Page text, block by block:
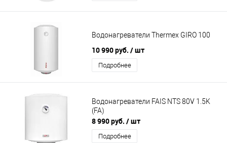
Водонагреватели Thermex GIRO 100
10 990 руб. / шт
Подробнее
Водонагреватели FAIS NTS 80V 1.5K
(FA)
8 990 руб. / шт
Подробнее